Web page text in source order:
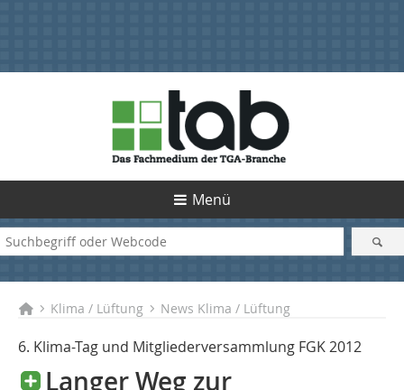
Menü
Klima / Lüftung News Klima / Lüftung
6. Klima-Tag und Mitgliederversammlung FGK 2012
Langer Weg zur